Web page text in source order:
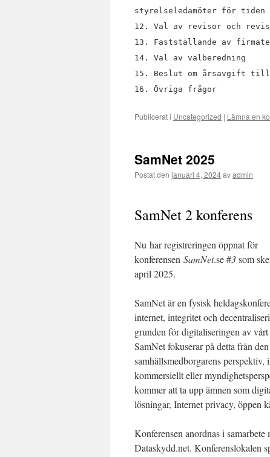
styrelseledamöter för
12. Val av revisor och
13. Fastställande av
14. Val av valberedning
15. Beslut om årsavgift till
16. Övriga frågor
Publicerat i Uncategorized | Lämna en
SamNet 2025
Postat den januari 4, 2024avadmin
SamNet 2 konferens
Nu har registreringen öppnat för
konferensen SamNet.se #3som
april 2025.
SamNet är en fysisk
internet, integritet och
grunden för digitaliseringen av vårt
SamNet fokuserar på detta från
samhällsmedborgarens perspektiv,
kommersiellt eller
kommer att ta upp ämnen som
lösningar, Internet privacy, öppen
Konferensen anordnas i
Dataskydd.net. Konferenslokalen